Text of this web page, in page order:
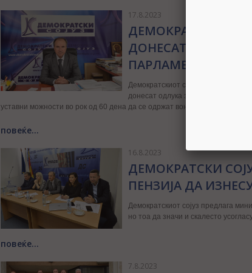
17.8.2023
ДЕМОКРАТСКИ
ДОНЕСАТ ОДЛУКА
ПАРЛАМЕНТОТ
Демократскиот сојуз предлага на
донесат одлука за распуштање на
уставни можности во рок од 60 дена да се одржат вонредни
повеќе...
16.8.2023
ДЕМОКРАТСКИ
ПЕНЗИЈА ДА
Демократскиот сојуз предлага
но тоа да значи и скалестo
повеќе...
7.8.2023